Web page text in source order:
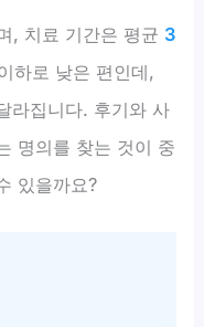
, 치료 기간은 평균 3
하로 낮은 편인데,
라집니다. 후기와 사
명의를 찾는 것이 중
있을까요?